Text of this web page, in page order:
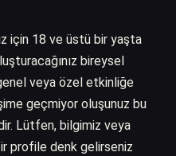
için 18 ve üstü bir yaşta
bireysel
veya özel etkinliğe
geçmiyor oluşunuz bu
Lütfen, bilgimiz veya
profile denk gelirseniz